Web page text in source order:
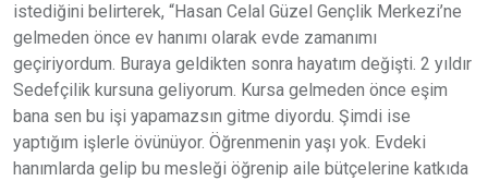
istediğini belirterek, “Hasan Celal Güzel Gençlik Merkezi’ne
gelmeden önce ev hanımı olarak evde zamanımı
geçiriyordum. Buraya geldikten sonra hayatım değişti. 2 yıldır
Sedefçilik kursuna geliyorum. Kursa gelmeden önce eşim
bana sen bu işi yapamazsın gitme diyordu. Şimdi ise
yaptığım işlerle övünüyor. Öğrenmenin yaşı yok. Evdeki
hanımlarda gelip bu mesleği öğrenip aile bütçelerine katkıda